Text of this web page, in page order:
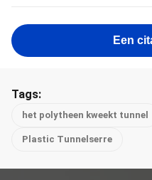
Een
Tags:
het polytheen kweekt tunnel
Plastic Tunnelserre